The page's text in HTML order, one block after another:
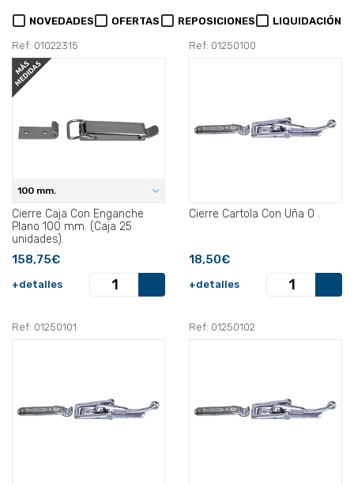
NOVEDADES OFERTAS REPOSICIONES LIQUIDACIÓN
Ref: 01022315
100 mm.
Cierre Caja Con Enganche
Plano 100 mm. (Caja 25
unidades).
158,75€
+detalles
Ref: 01250100
Cierre Cartola Con Uña 0 .
18,50€
+detalles
Ref: 01250101 Ref: 01250102